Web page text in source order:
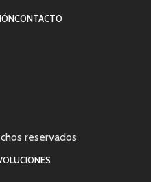
CONTACTO
reservados